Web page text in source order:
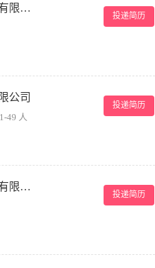
答谢
源拓展情况和市场竞争动态，并分析形
院各环节的正常营运。 7、选择优质的
本公司简介再投简历，男爵是做专业男
良好，具有管理魄力及亲和力； 2、具
美容业的经营与运作模式； 5、具有良
福利，岗前培训，多劳多得(底薪+提
广州千美汇生物科技有限公司
投递简历
源拓展情况和市场竞争动态，并分析形
院各环节的正常营运。 7、选择优质的
25岁-45岁，五官端正，形象大方，气
实肯干； 4、具有一定的职业技能，熟
公司
49 人
投递简历
门店管理经验，有连锁品牌店长经验优
亮点：带薪外训+节日福利+员工内购价
广州千美汇生物科技有限公司
投递简历